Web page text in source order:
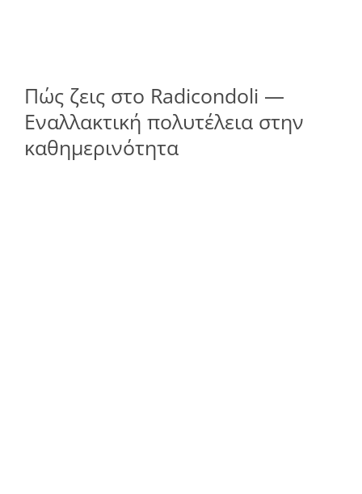
Πώς ζεις στο Radicondoli —
Εναλλακτική πολυτέλεια στην
καθημερινότητα